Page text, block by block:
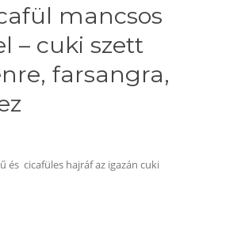
mancsos
– cuki szett
farsangra,
és cicafüles hajráf az igazán cuki